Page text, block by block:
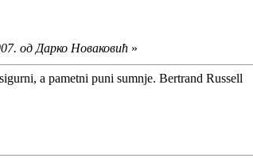
од Дарко Новаковић »
a pametni puni sumnje. Bertrand Russell